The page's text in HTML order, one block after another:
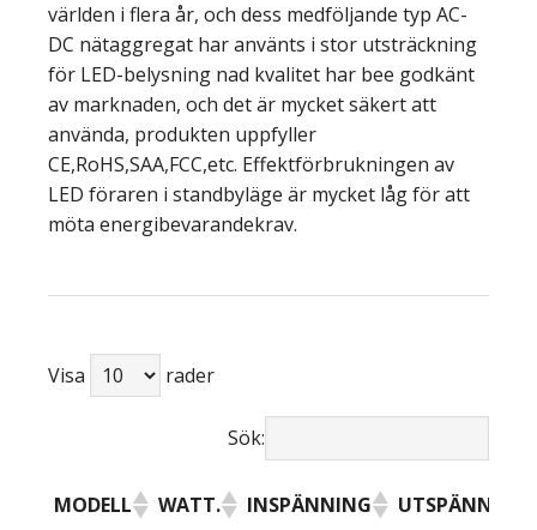
världen i flera år, och dess medföljande typ AC-
DC nätaggregat har använts i stor utsträckning
för LED-belysning nad kvalitet har bee godkänt
av marknaden, och det är mycket säkert att
använda, produkten uppfyller
CE,RoHS,SAA,FCC,etc. Effektförbrukningen av
LED föraren i standbyläge är mycket låg för att
möta energibevarandekrav.
Visa rader
Sök:
MODELL WATT. INSPÄNNING UTSPÄNNING